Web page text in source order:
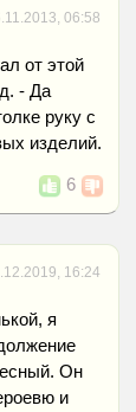
06:58
от этой
- Да
руку с
изделий.
6
16:24
я
Он
и